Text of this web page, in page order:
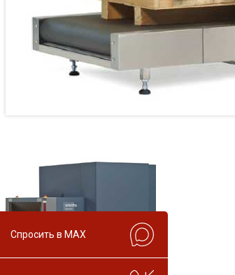
Спросить в MAX